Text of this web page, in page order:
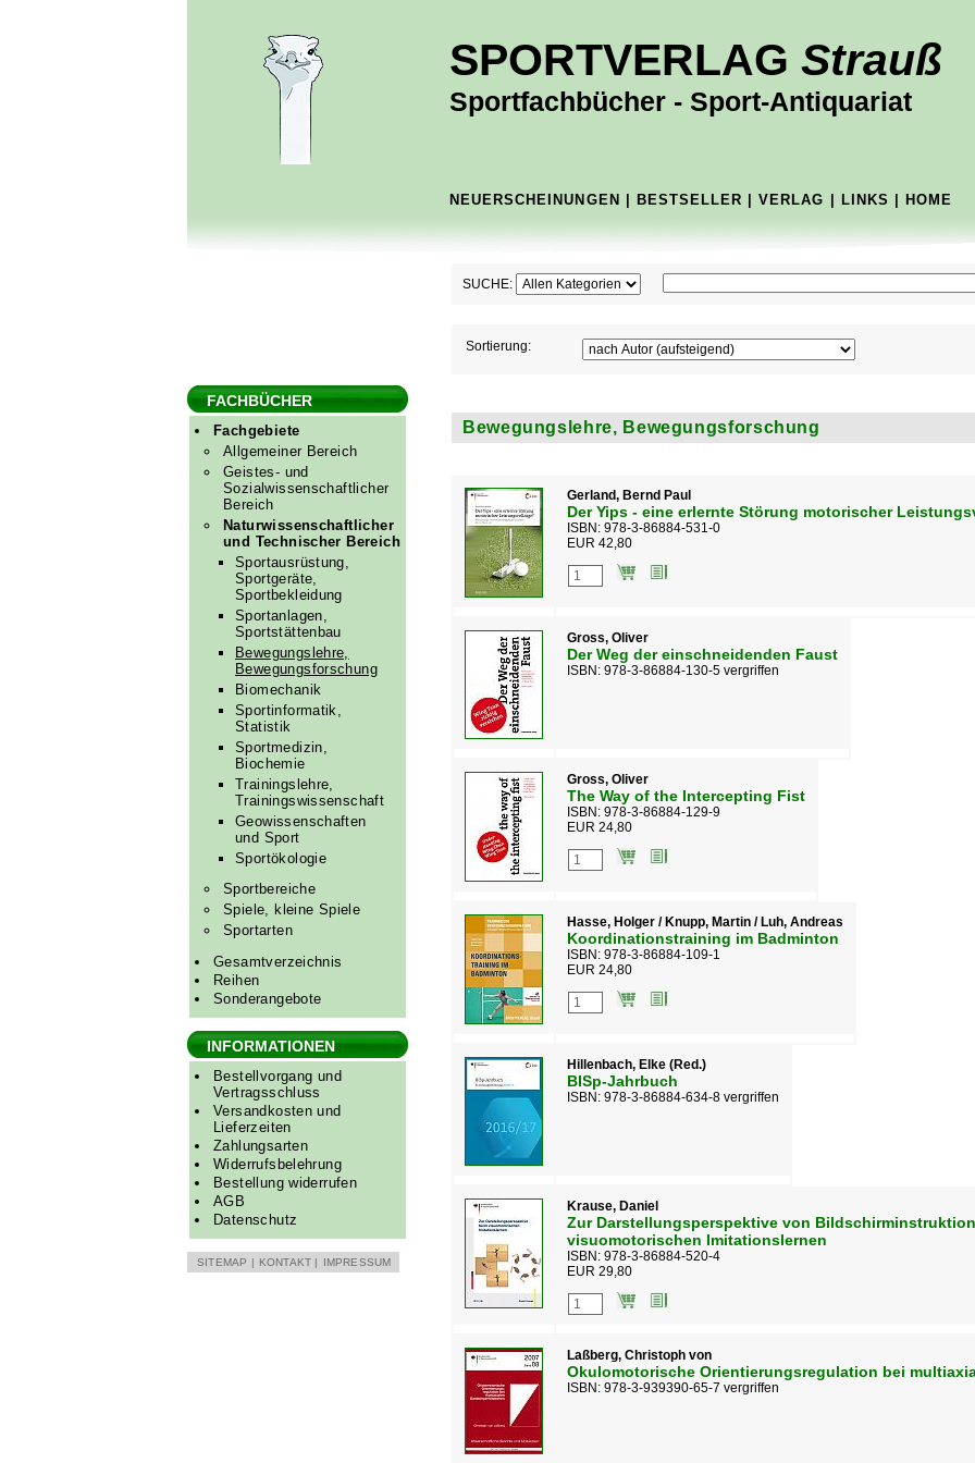
SPORTVERLAG Strauß
Sportfachbücher - Sport-Antiquariat
NEUERSCHEINUNGEN BESTSELLER |VERLAG LINKS HOME
SUCHE:
Sortierung:
FACHBÜCHER
Fachgebiete
Allgemeiner Bereich
Geistes- und
Sozialwissenschaftlicher
Bereich
Naturwissenschaftlicher
und Technischer Bereich
Sportausrüstung,
Sportgeräte,
Sportbekleidung
Sportanlagen,
Sportstättenbau
Bewegungslehre,
Bewegungsforschung
Biomechanik
Sportinformatik,
Statistik
Sportmedizin,
Biochemie
Trainingslehre,
Trainingswissenschaft
Geowissenschaften
und Sport
Sportökologie
Sportbereiche
Spiele, kleine Spiele
Sportarten
Gesamtverzeichnis
Reihen
Sonderangebote
INFORMATIONEN
Bestellvorgang und
Vertragsschluss
Versandkosten und
Lieferzeiten
Zahlungsarten
Widerrufsbelehrung
Bestellung widerrufen
AGB
Datenschutz
SITEMAP | KONTAKT | IMPRESSUM
Bewegungslehre, Bewegungsforschung
Gerland, Bernd Paul
Der Yips - eine erlernte Störung motorischer
ISBN: 978-3-86884-531-0
EUR 42,80
Gross, Oliver
Der Weg der einschneidenden Faust
ISBN: 978-3-86884-130-5 vergriffen
Gross, Oliver
The Way of the Intercepting Fist
ISBN: 978-3-86884-129-9
EUR 24,80
Hasse, Holger / Knupp, Martin / Luh, Andreas
Koordinationstraining im Badminton
ISBN: 978-3-86884-109-1
EUR 24,80
Hillenbach, Elke (Red.)
BISp-Jahrbuch
ISBN: 978-3-86884-634-8 vergriffen
Krause, Daniel
Zur Darstellungsperspektive von
visuomotorischen Imitationslernen
ISBN: 978-3-86884-520-4
EUR 29,80
Laßberg, Christoph von
Okulomotorische Orientierungsregulation bei
ISBN: 978-3-939390-65-7 vergriffen